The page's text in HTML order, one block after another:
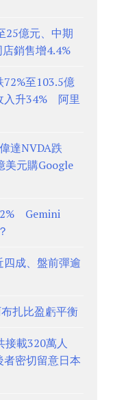
25億元、中期
銷售增4.4%
至103.5億
入升34% 阿里
達NVDA跌
元購Google
2% Gemini
成、盤前彈逾
扎比盈虧平衡
接載320萬人
密切留意日本